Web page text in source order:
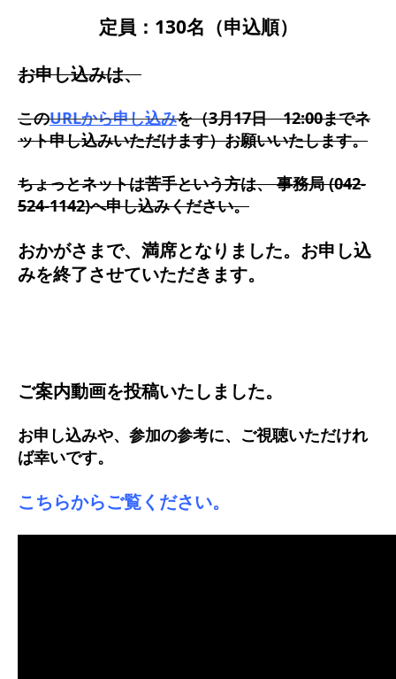
定員：130名（申込順）
お申し込みは、
このURLから申し込みを（3月17日 12:00までネ
ット申し込みいただけます）お願いいたします。
ちょっとネットは苦手という方は、 事務局 (042-
524-1142)へ申し込みください。
おかがさまで、満席となりました。お申し込
みを終了させていただきます。
ご案内動画を投稿いたしました。
お申し込みや、参加の参考に、ご視聴いただけれ
ば幸いです。
こちらからご覧ください。